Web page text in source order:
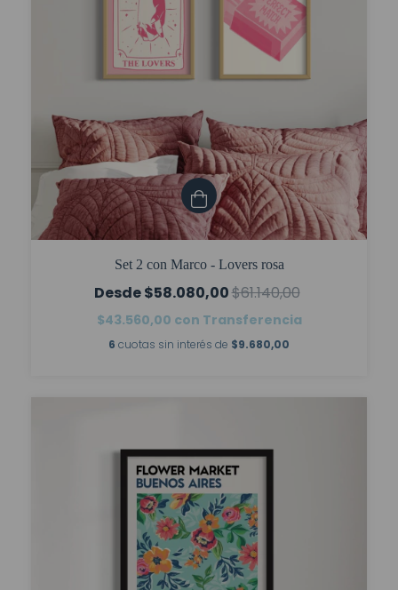
Set 2 con Marco - Lovers rosa
$58.080,00$61.140,00
$43.560,00 con Transferencia
6 cuotas sin interés de $9.680,00